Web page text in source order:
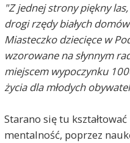
"Z jednej strony piękny
drogi rzędy białych
Miasteczko dziecięce w
wzorowane na słynnym
miejscem wypoczynku
życia dla młodych
Starano się tu
mentalność, poprzez